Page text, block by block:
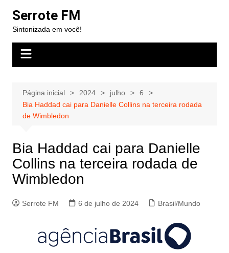
para
conteúdo
Serrote FM
Sintonizada em você!
Página inicial 2024 julho
6
Bia Haddad cai para Danielle Collins na terceira rodada
de Wimbledon
Bia Haddad cai para Danielle
Collins na terceira rodada de
Wimbledon
Serrote FM 6 de julho de 2024 Brasil/Mundo